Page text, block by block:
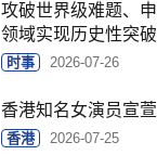
攻破世界级难题、
领域实现历史性突破
时事 2026-07-26
香港知名女演员宣
香港 2026-07-25